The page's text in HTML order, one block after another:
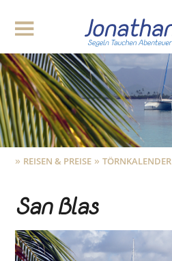
» REISEN & PREISE »TÖRNKALENDER
San Blas